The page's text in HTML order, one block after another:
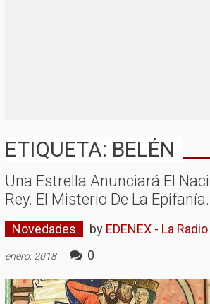
ETIQUETA: BELÉN
Una Estrella Anunciará El
Rey. El Misterio De La Epifanía.
Novedades by EDENEX - La
enero, 2018 0